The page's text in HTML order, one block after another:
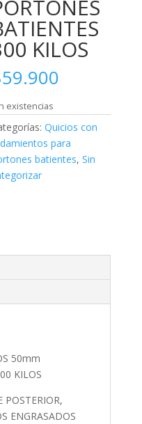
KILOS
59.900
existencias
Quicios con
para
batientes,Sin
50mm
KILOS
POSTERIOR,
ENGRASADOS